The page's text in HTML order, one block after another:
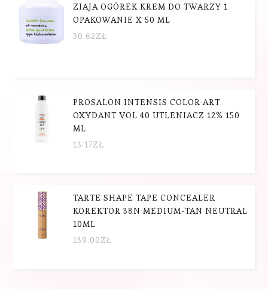
ZIAJA OGÓREK KREM DO TWARZY 1
OPAKOWANIE X 50 ML
30.62ZŁ
PROSALON INTENSIS COLOR ART
OXYDANT VOL 40 UTLENIACZ 12% 150
ML
13.17ZŁ
TARTE SHAPE TAPE CONCEALER
KOREKTOR 38N MEDIUM-TAN NEUTRAL
10ML
139.00ZŁ